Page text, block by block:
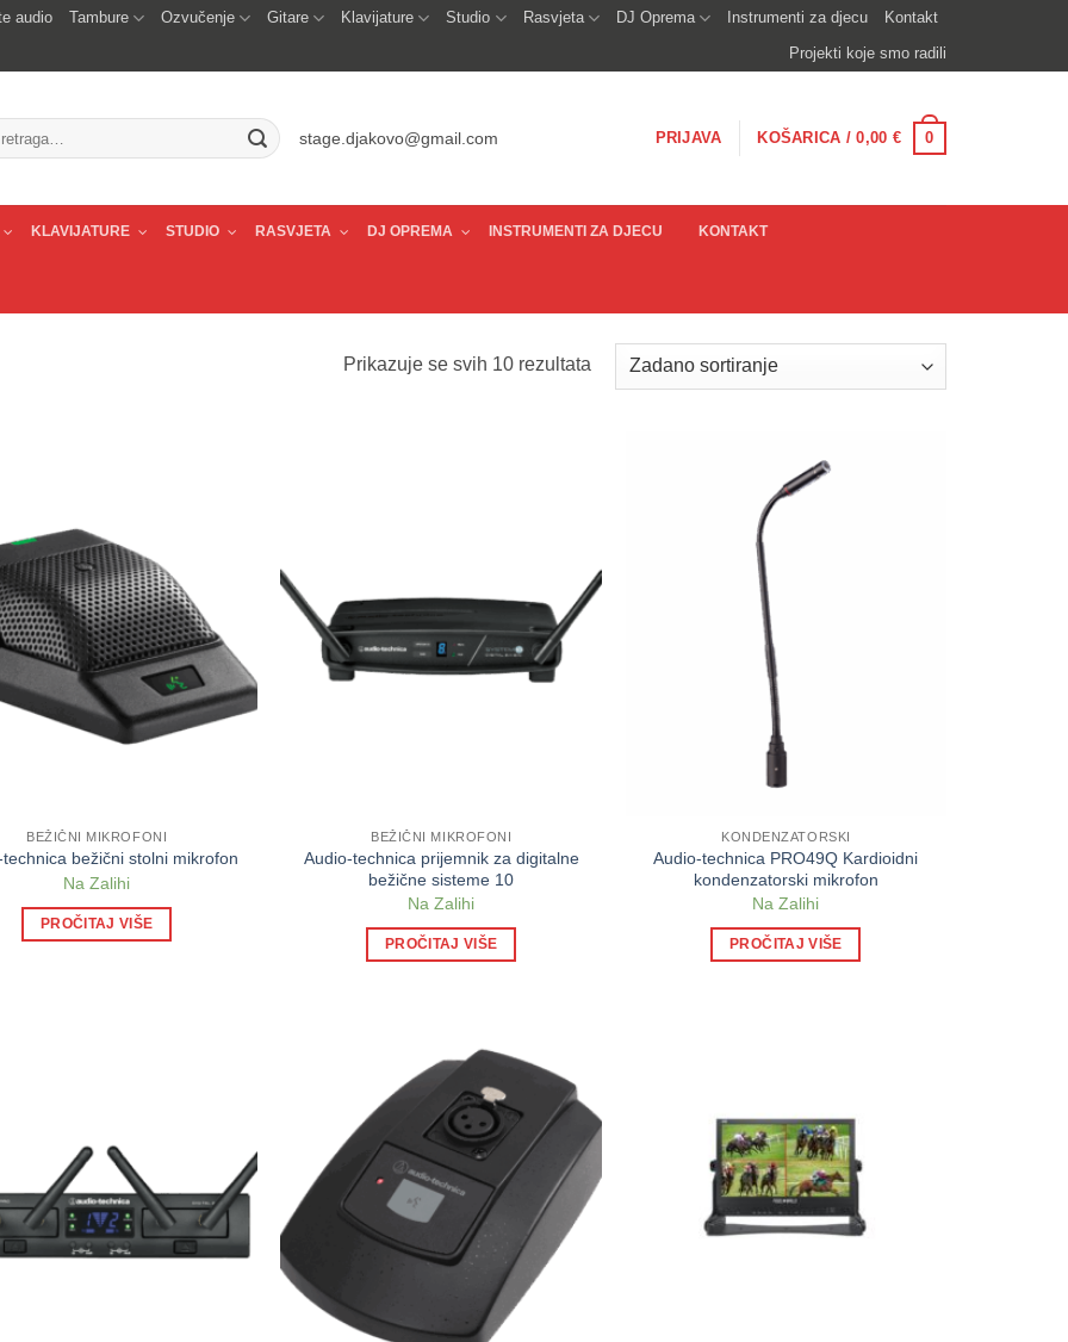
audio Tambure Ozvučenje Gitare Klavijature Studio Rasvjeta DJ Oprema Instrumenti za djecu
Kontakt
Projekti koje smo radili
stage.djakovo@gmail.com PRIJAVA KOŠARICA /0,00 € 0
KLAVIJATURE STUDIO RASVJETA DJ OPREMA INSTRUMENTI ZA DJECU KONTAKT
Prikazuje se svih 10 rezultata
BEŽIČNI MIKROFONI
bežični stolni mikrofon
Na Zalihi
PROČITAJ VIŠE
BEŽIČNI MIKROFONI
Audio-technica prijemnik za digitalne
bežične sisteme 10
Na Zalihi
PROČITAJ VIŠE
KONDENZATORSKI
Audio-technica PRO49Q Kardioidni
kondenzatorski mikrofon
Na Zalihi
PROČITAJ VIŠE